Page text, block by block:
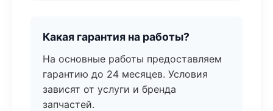
Какая гарантия на работы?
На основные работы предоставляем
гарантию до 24 месяцев. Условия
зависят от услуги и бренда
запчастей.